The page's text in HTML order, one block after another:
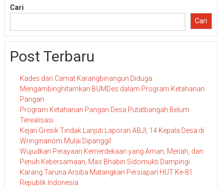
Cari
Cari
Post Terbaru
Kades dan Camat Karangbinangun Diduga
Mengambinghitamkan BUMDes dalam Program Ketahanan
Pangan
Program Ketahanan Pangan Desa Putatbangah Belum
Terealisasi
Kejari Gresik Tindak Lanjuti Laporan ABJI, 14 Kepala Desa di
Wringinanom Mulai Dipanggil
Wujudkan Perayaan Kemerdekaan yang Aman, Meriah, dan
Penuh Kebersamaan, Mas Bhabin Sidomukti Dampingi
Karang Taruna Arsiba Matangkan Persiapan HUT Ke-81
Republik Indonesia